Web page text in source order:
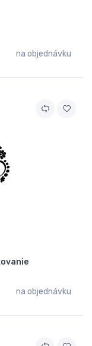
na objednávku
na objednávku